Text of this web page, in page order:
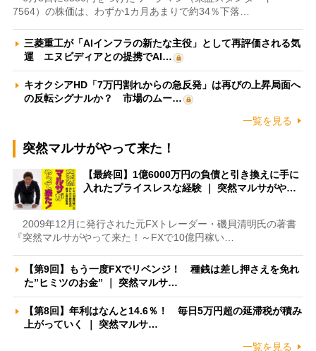
7564）の株価は、わずか1カ月あまりで約34％下落…
三菱重工が「AIインフラの新たな主役」として再評価される気
運 エヌビディアとの提携でAI…
キオクシアHD「7万円割れからの急反発」は再びの上昇局面へ
の反転シグナルか？ 市場のムー…
一覧を見る
突然マルサがやって来た！
【最終回】1億6000万円の負債と引き換えに手に
入れたプライスレスな経験 ｜ 突然マルサがや…
2009年12月に発行された元FXトレーダー・磯貝清明氏の著書
『突然マルサがやって来た！～FXで10億円稼い…
【第9回】もう一度FXでリベンジ！ 種銭は差し押さえを免れ
た”ヒミツのお金” ｜ 突然マルサ…
【第8回】年利はなんと14.6％！ 毎日5万円超の延滞税が積み
上がっていく ｜ 突然マルサ…
一覧を見る